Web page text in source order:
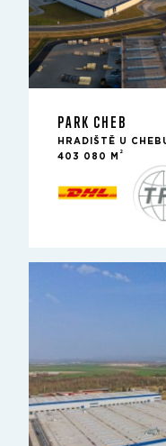
PARK CHEB
HRADIŠTĚ U
403 080 M
2